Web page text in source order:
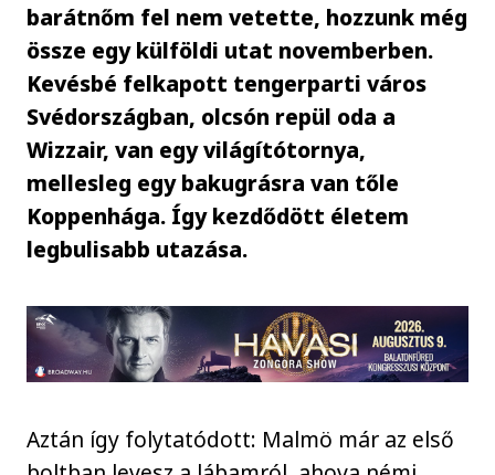
barátnőm fel nem vetette, hozzunk még
össze egy külföldi utat novemberben.
Kevésbé felkapott tengerparti város
Svédországban, olcsón repül oda a
Wizzair, van egy világítótornya,
mellesleg egy bakugrásra van tőle
Koppenhága. Így kezdődött életem
legbulisabb utazása.
Aztán így folytatódott: Malmö már az első